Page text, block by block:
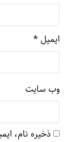
ایمیل *
وب‌ سایت
ذخیره نام،